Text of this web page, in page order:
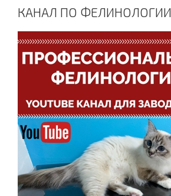
КАНАЛ ПО ФЕЛИНОЛОГИИ